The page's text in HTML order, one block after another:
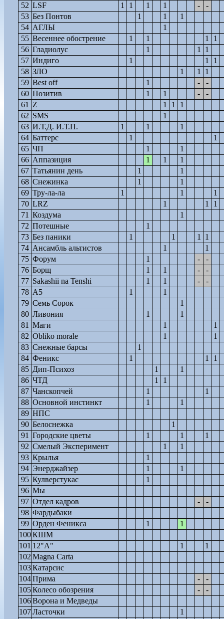
52 LSF 1 1 1 1 -
-
53 Без Понтов 1 1
1
54 АГЛЫ
1
55 Весеннее обострение 1 1 1
1
56 Гладиолус 1 1
1
57 Индиго 1 1
1
58 ЗЛО 1 1
1
59 Best off 1 -
-
60 Позитив 1 1 -
-
61
Z 1 1
1
62 SMS
1
63 И.Т.Д. И.Т.П. 1 1
1
64 Баттерс 1
1
65 ЧП 1
1
66 Аппазиция 1 1
1
67 Татьянин день 1
1
68 Снежинка 1
1
69 Тру-ла-ла 1 1
1
70 LRZ 1 1
1
71 Коздума
1
72 Потешные
1
73 Без паники 1 1 1
1
74 Ансамбль альтистов 1
1
75 Форум 1 -
-
76 Борщ 1 1 -
-
77 Sakashii na Tenshi 1 1 -
-
78 А5 1
1
79 Семь Сорок
1
80 Ливония 1
1
81 Маги 1
1
82 Obliko morale 1
1
83 Снежные барсы
1
84 Феникс 1 1
1
85 Дип-Психоз 1
1
86 ЧТД 1
1
87 Чанскопчей 1
1
88 Основной инстинкт 1
1
89 НПС
90 Белоснежка
1
91 Городские цветы 1 1
1
92 Смелый Эксперимент 1
1
93 Крылья
1
94 Энерджайзер 1
1
95 Кулверстукас
1
96 Мы
97 Отдел кадров -
-
98 Фардыбаки
99 Орден Феникса 1
1
100 КШМ
101 12"А" 1
1
102 Magna Carta
103 Катарсис
104 Прима -
-
105 Колесо обозрения -
-
106 Ворона и Медведы
107 Ласточки
1